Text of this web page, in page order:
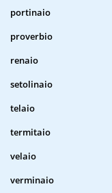
portinaio
proverbio
renaio
setolinaio
telaio
termitaio
velaio
verminaio